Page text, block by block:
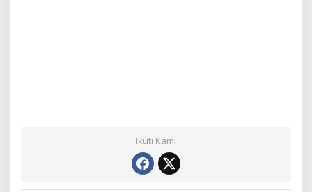
Ikuti Kami